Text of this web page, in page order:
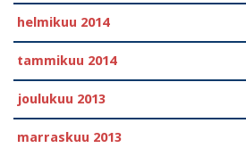
helmikuu 2014
tammikuu 2014
joulukuu 2013
marraskuu 2013